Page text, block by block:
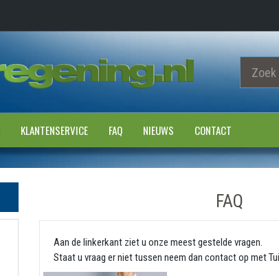
KLANTENSERVICE FAQ NIEUWS CONTACT
FAQ
Aan de linkerkant ziet u onze meest gestelde vragen.
Staat u vraag er niet tussen neem dan contact op met